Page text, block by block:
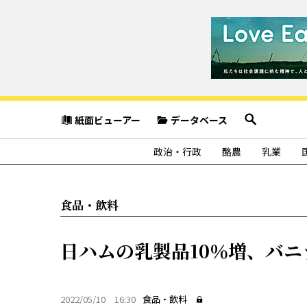
紙面ビューアー データベース
政治・行政 酪農 乳業
食品・飲料
日ハムの乳製品10％増、バ
2022/05/10 16:30 食品・飲料